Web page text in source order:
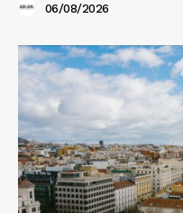
06/08/2026